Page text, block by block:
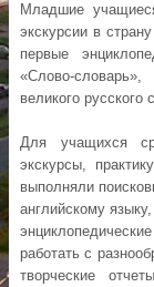
Младшие
экскурсии в
первые
«Слово-
великого
Для учащихся
экскурсы,
выполняли
английскому
работать с
творческие